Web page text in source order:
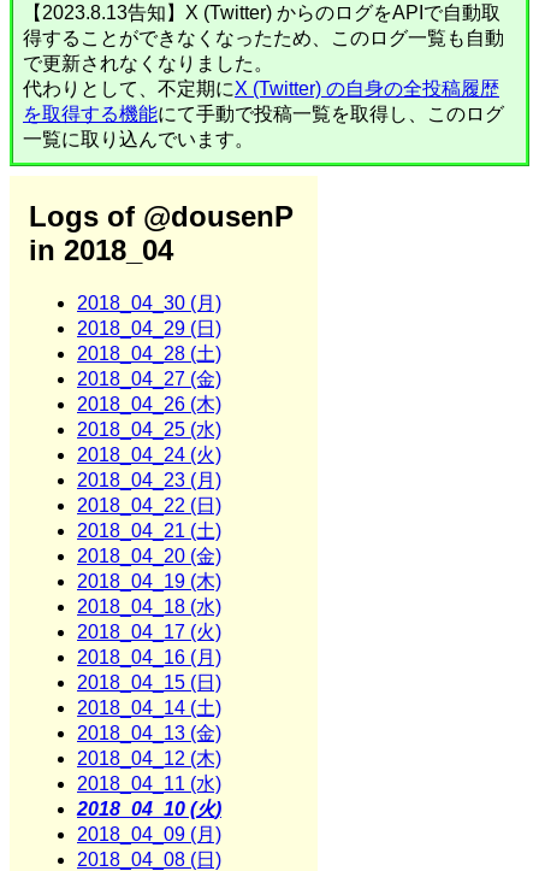
【2023.8.13告知】X (Twitter) からのログをAPIで自動取
得することができなくなったため、このログ一覧も自動
で更新されなくなりました。
代わりとして、不定期にX (Twitter) の自身の全投稿履歴
を取得する機能にて手動で投稿一覧を取得し、このログ
一覧に取り込んでいます。
Logs of @dousenP
in 2018_04
2018_04_30 (月)
2018_04_29 (日)
2018_04_28 (土)
2018_04_27 (金)
2018_04_26 (木)
2018_04_25 (水)
2018_04_24 (火)
2018_04_23 (月)
2018_04_22 (日)
2018_04_21 (土)
2018_04_20 (金)
2018_04_19 (木)
2018_04_18 (水)
2018_04_17 (火)
2018_04_16 (月)
2018_04_15 (日)
2018_04_14 (土)
2018_04_13 (金)
2018_04_12 (木)
2018_04_11 (水)
2018_04_10 (火)
2018_04_09 (月)
2018_04_08 (日)